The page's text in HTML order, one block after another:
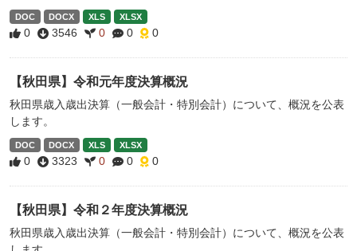
DOC DOCX XLS XLSX
0 3546 0 0 0
【秋田県】令和元年度決算概況
秋田県歳入歳出決算（一般会計・特別会計）について、概況を公表
します。
DOC DOCX XLS XLSX
0 3323 0 0 0
【秋田県】令和２年度決算概況
秋田県歳入歳出決算（一般会計・特別会計）について、概況を公表